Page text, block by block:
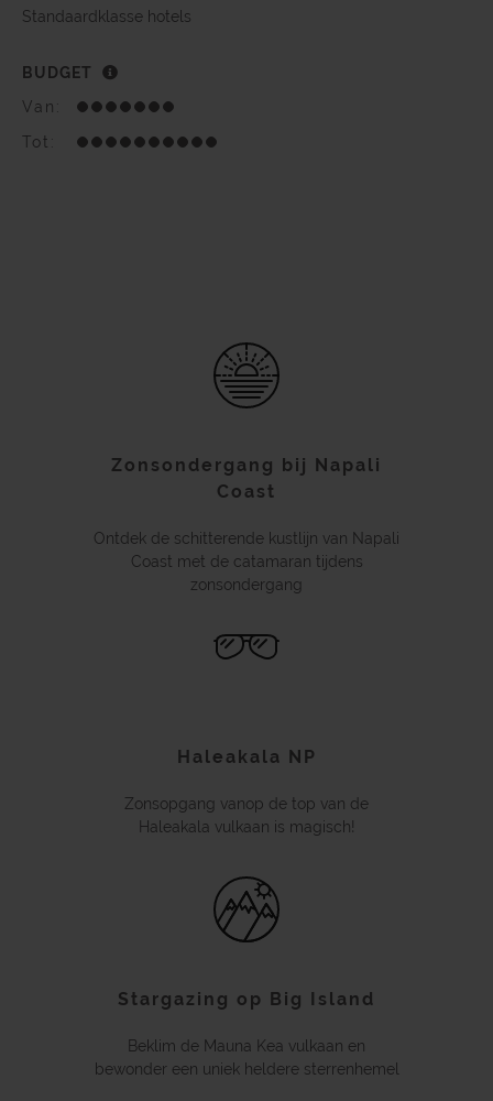
Standaardklasse hotels
BUDGET
Van:
Tot:
Zonsondergang bij Napali
Coast
Ontdek de schitterende kustlijn van Napali
Coast met de catamaran tijdens
zonsondergang
Haleakala NP
Zonsopgang vanop de top van de
Haleakala vulkaan is magisch!
Stargazing op Big Island
Beklim de Mauna Kea vulkaan en
bewonder een uniek heldere sterrenhemel